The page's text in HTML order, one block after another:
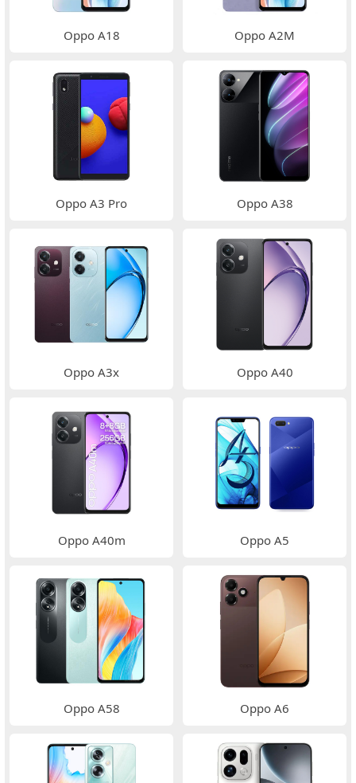
Oppo A18 Oppo A2M
Oppo A3 Pro Oppo A38
Oppo A3x Oppo A40
Oppo A40m Oppo A5
Oppo A58 Oppo A6